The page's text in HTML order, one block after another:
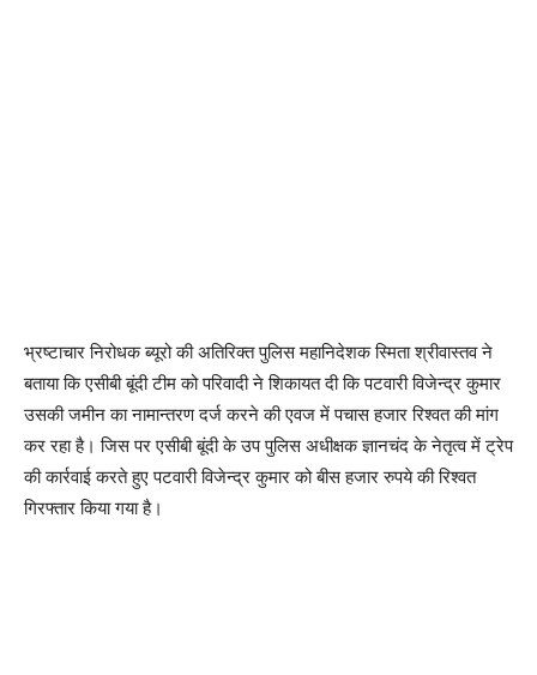
भ्रष्टाचार निरोधक ब्यूरो की अतिरिक्त पुलिस महानिदेशक स्मिता श्रीवास्तव ने
बताया कि एसीबी बूंदी टीम को परिवादी ने शिकायत दी कि पटवारी विजेन्द्र कुमार
उसकी जमीन का नामान्तरण दर्ज करने की एवज में पचास हजार रिश्वत की मांग
कर रहा है। जिस पर एसीबी बूंदी के उप पुलिस अधीक्षक ज्ञानचंद के नेतृत्व में ट्रेप
की कार्रवाई करते हुए पटवारी विजेन्द्र कुमार को बीस हजार रुपये की रिश्वत
गिरफ्तार किया गया है।